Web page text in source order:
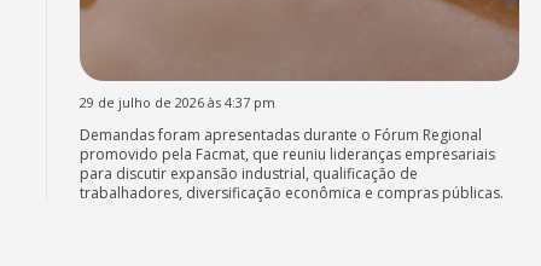
29 de julho de 2026 às 4:37 pm
Demandas foram apresentadas durante o Fórum Regional
promovido pela Facmat, que reuniu lideranças empresariais
para discutir expansão industrial, qualificação de
trabalhadores, diversificação econômica e compras públicas.